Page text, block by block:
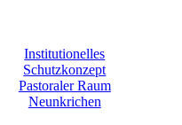
Institutionelles
Schutzkonzept
Pastoraler Raum
Neunkrichen